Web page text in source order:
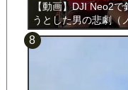
【動画】DJI Neo2
うとした男の悲劇（